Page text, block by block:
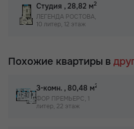
Студия , 28,82 м2
ЛЕГЕНДА РОСТОВА,
10 литер, 12 этаж
Похожие квартиры в
3-комн. , 80,48 м2
ФОР ПРЕМЬЕРС, 1
литер, 22 этаж